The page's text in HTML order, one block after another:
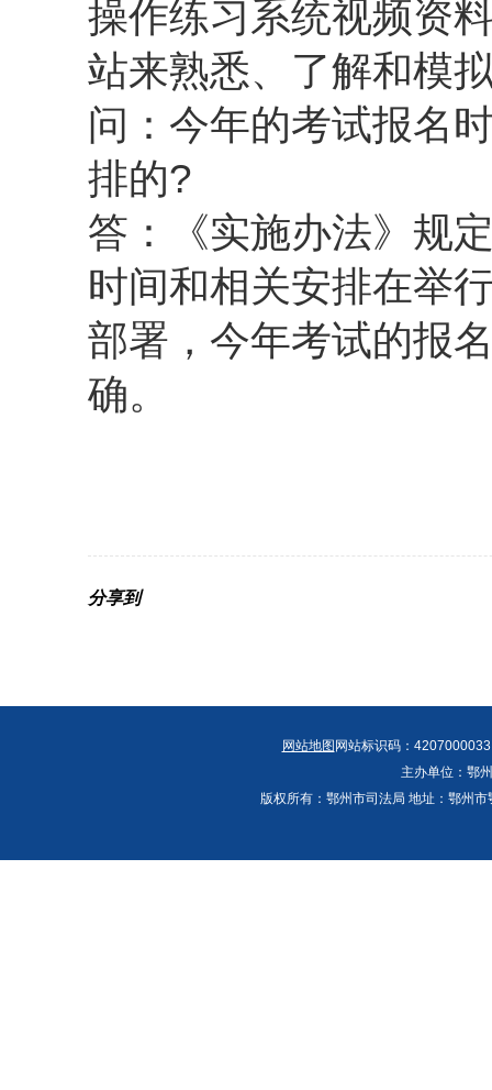
操作练习系统视频资
站来熟悉、了解和模
问：今年的考试报名
排的?
答：《实施办法》规
时间和相关安排在举
部署，今年考试的报
确。
分享到
网站地图 网站标识码：
主办单位：鄂
版权所有：鄂州市司法局 地址：鄂州